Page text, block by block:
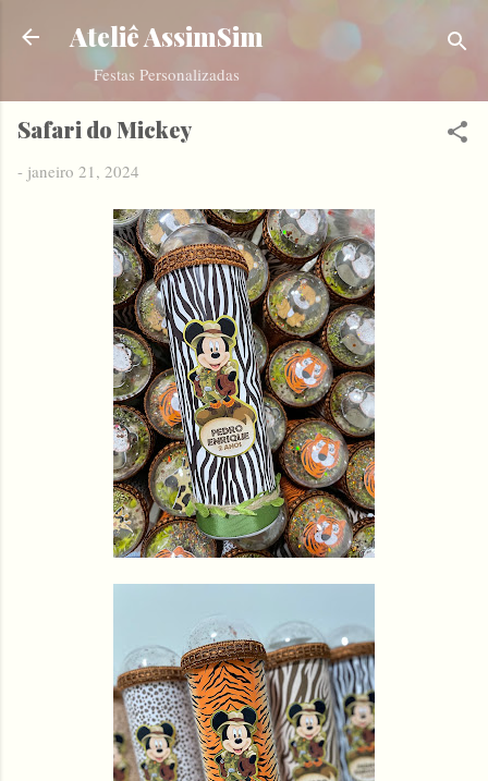
Pular para o conteúdo principal
Ateliê AssimSim
Festas Personalizadas
Safari do Mickey
- janeiro 21, 2024